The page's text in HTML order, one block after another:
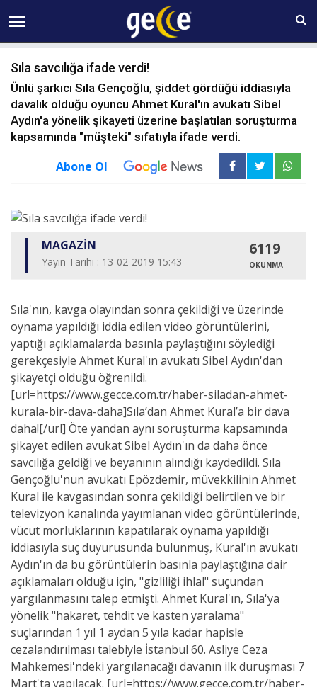
08 AĞUSTOS Cumartesi 07:13
Sıla savcılığa ifade verdi!
Ünlü şarkıcı Sıla Gençoğlu, şiddet gördüğü iddiasıyla
davalık olduğu oyuncu Ahmet Kural'ın avukatı Sibel
Aydın'a yönelik şikayeti üzerine başlatılan soruşturma
kapsamında "müşteki" sıfatıyla ifade verdi.
Abone Ol
MAGAZİN
Yayın Tarihi : 13-02-2019 15:43
6119
OKUNMA
Sıla'nın, kavga olayından sonra çekildiği ve üzerinde
oynama yapıldığı iddia edilen video görüntülerini,
yaptığı açıklamalarda basınla paylaştığını söylediği
gerekçesiyle Ahmet Kural'ın avukatı Sibel Aydın'dan
şikayetçi olduğu öğrenildi.
[url=https://www.gecce.com.tr/haber-siladan-ahmet-
kurala-bir-dava-daha]Sıla’dan Ahmet Kural’a bir dava
daha![/url] Öte yandan aynı soruşturma kapsamında
şikayet edilen avukat Sibel Aydın'ın da daha önce
savcılığa geldiği ve beyanının alındığı kaydedildi. Sıla
Gençoğlu'nun avukatı Epözdemir, müvekkilinin Ahmet
Kural ile kavgasından sonra çekildiği belirtilen ve bir
televizyon kanalında yayımlanan video görüntülerinde,
vücut morluklarının kapatılarak oynama yapıldığı
iddiasıyla suç duyurusunda bulunmuş, Kural'ın avukatı
Aydın'ın da bu görüntülerin basınla paylaştığına dair
açıklamaları olduğu için, "gizliliği ihlal" suçundan
yargılanmasını talep etmişti. Ahmet Kural'ın, Sıla'ya
yönelik "hakaret, tehdit ve kasten yaralama"
suçlarından 1 yıl 1 aydan 5 yıla kadar hapisle
cezalandırılması talebiyle İstanbul 60. Asliye Ceza
Mahkemesi'ndeki yargılanacağı davanın ilk duruşması 7
Mart'ta yapılacak. [url=https://www.gecce.com.tr/haber-